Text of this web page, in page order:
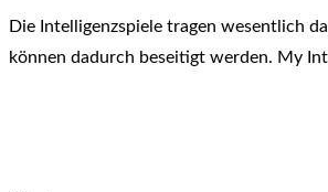
Die Intelligenzspiele tragen wesentlich
können dadurch beseitigt werden. My